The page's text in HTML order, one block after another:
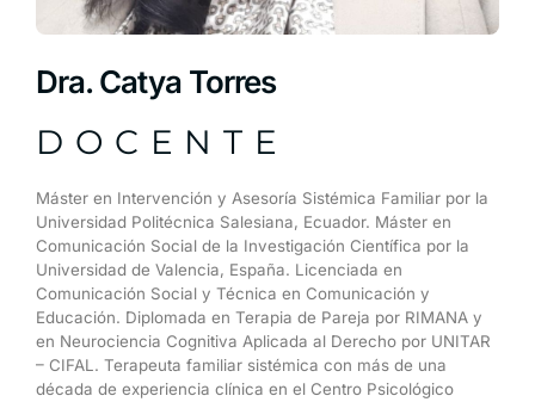
Dra. Catya Torres
DOCENTE
Máster en Intervención y Asesoría Sistémica Familiar por la
Universidad Politécnica Salesiana, Ecuador. Máster en
Comunicación Social de la Investigación Científica por la
Universidad de Valencia, España. Licenciada en
Comunicación Social y Técnica en Comunicación y
Educación. Diplomada en Terapia de Pareja por RIMANA y
en Neurociencia Cognitiva Aplicada al Derecho por UNITAR
– CIFAL. Terapeuta familiar sistémica con más de una
década de experiencia clínica en el Centro Psicológico